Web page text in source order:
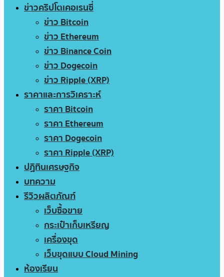
ข่าวคริปโตเคอเรนซี่
ข่าว Bitcoin
ข่าว Ethereum
ข่าว Binance Coin
ข่าว Dogecoin
ข่าว Ripple (XRP)
ราคาและการวิเคราะห์
ราคา Bitcoin
ราคา Ethereum
ราคา Dogecoin
ราคา Ripple (XRP)
ปฏิทินเศรษฐกิจ
บทความ
รีวิวผลิตภัณฑ์
เว็บซื้อขาย
กระเป๋าเก็บเหรียญ
เครื่องขุด
เว็บขุดแบบ Cloud Mining
ห้องเรียน